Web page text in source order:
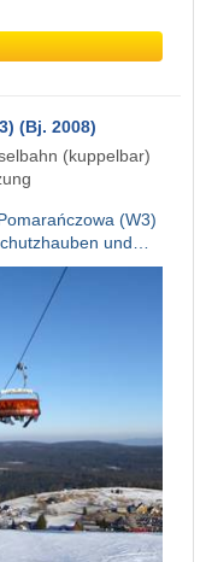
(Bj. 2008)
(kuppelbar)
(W3)
und…